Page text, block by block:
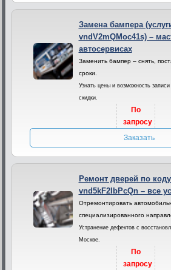
Замена бампера
vndV2mQMoc41s) –
автосервисах
Заменить бампер – снять,
сроки.
Узнать цены и возможность
скидки.
По
запросу
Заказать
Ремонт дверей по
vnd5kF2IbPcQn – все
Отремонтировать
специализированного
Устранение дефектов с
Москве.
По
запросу